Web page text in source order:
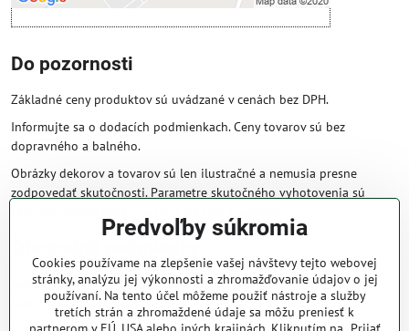
Do pozornosti
Základné ceny produktov sú uvádzané v cenách bez DPH.
Informujte sa o dodacích podmienkach. Ceny tovarov sú bez
dopravného a balného.
Obrázky dekorov a tovarov sú len ilustračné a nemusia presne
zodpovedať skutočnosti. Parametre skutočného vyhotovenia sú
Naše obchodné podmienky zaručujú bezproblémové spracovanie
Vašej zakázky online.
Predvoľby súkromia
Cookies používame na zlepšenie vašej návštevy tejto webovej
stránky, analýzu jej výkonnosti a zhromažďovanie údajov o jej
používaní. Na tento účel môžeme použiť nástroje a služby
tretích strán a zhromaždené údaje sa môžu preniesť k